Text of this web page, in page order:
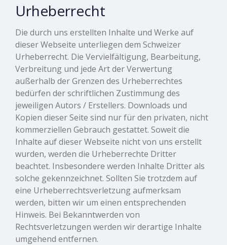
Urheberrecht
Die durch uns erstellten Inhalte und Werke auf
dieser Webseite unterliegen dem Schweizer
Urheberrecht. Die Vervielfältigung, Bearbeitung,
Verbreitung und jede Art der Verwertung
außerhalb der Grenzen des Urheberrechtes
bedürfen der schriftlichen Zustimmung des
jeweiligen Autors / Erstellers. Downloads und
Kopien dieser Seite sind nur für den privaten, nicht
kommerziellen Gebrauch gestattet. Soweit die
Inhalte auf dieser Webseite nicht von uns erstellt
wurden, werden die Urheberrechte Dritter
beachtet. Insbesondere werden Inhalte Dritter als
solche gekennzeichnet. Sollten Sie trotzdem auf
eine Urheberrechtsverletzung aufmerksam
werden, bitten wir um einen entsprechenden
Hinweis. Bei Bekanntwerden von
Rechtsverletzungen werden wir derartige Inhalte
umgehend entfernen.